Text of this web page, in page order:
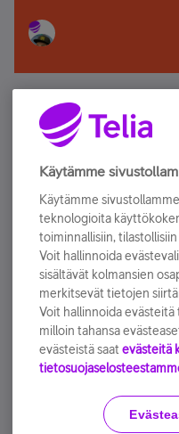
Älä jää paitsi –
Tilaa Telian uutiskirje
sähköpostiisi.
Tilaa nyt
Käyttöehdot
Käytämme
Käytämme
teknologioita
toiminnallisiin,
Voit hallinnoida
sisältävät kolmansien
merkitsevät tietojen
Voit hallinnoida evästeitä
milloin tahansa
evästeistä saat evästeitä